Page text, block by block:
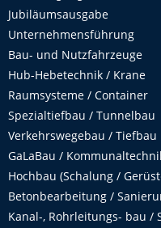
Jubiläumsausgabe
Unternehmensführung
Bau- und Nutzfahrzeuge
Hub-Hebetechnik / Krane
Raumsysteme / Container
Spezialtiefbau / Tunnelbau
Verkehrswegebau / Tiefbau
GaLaBau /
Hochbau (Schalung /
Betonbearbeitung /
Kanal-, Rohrleitungs- bau /